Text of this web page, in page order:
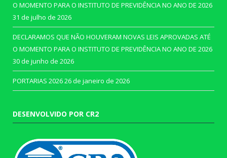
O MOMENTO PARA O INSTITUTO DE PREVIDÊNCIA NO ANO DE 2026
31 de julho de 2026
DECLARAMOS QUE NÃO HOUVERAM NOVAS LEIS APROVADAS ATÉ
O MOMENTO PARA O INSTITUTO DE PREVIDÊNCIA NO ANO DE 2026
30 de junho de 2026
PORTARIAS 202626 de janeiro de 2026
DESENVOLVIDO POR CR2